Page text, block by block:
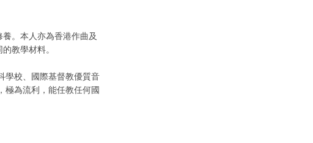
。本人亦為香港作曲及
教學材料。
學校、國際基督教優質音
極為流利，能任教任何國